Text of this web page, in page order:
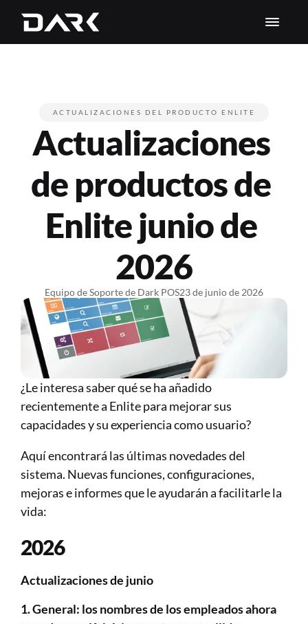
ACTUALIZACIONES DEL PRODUCTO ENLITE
Actualizaciones
de productos de
Enlite junio de
2026
Equipo de Soporte de Dark POS23 de junio de 2026
¿Le interesa saber qué se ha añadido
recientemente a Enlite para mejorar sus
capacidades y su experiencia como usuario?
Aquí encontrará las últimas novedades del
sistema. Nuevas funciones, configuraciones,
mejoras e informes que le ayudarán a facilitarle la
vida:​​​​​
2026
Actualizaciones de junio
1. General: los nombres de los empleados ahora